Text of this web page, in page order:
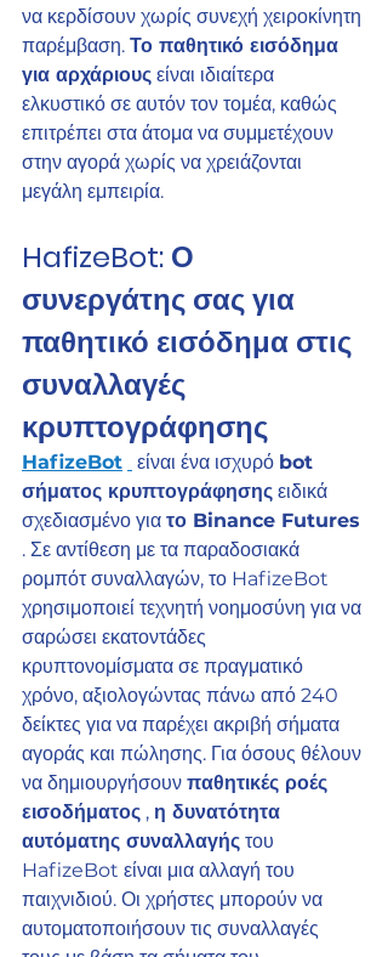
να κερδίσουν χωρίς συνεχή χειροκίνητη
παρέμβαση. Το παθητικό εισόδημα
για αρχάριους είναι ιδιαίτερα
ελκυστικό σε αυτόν τον τομέα, καθώς
επιτρέπει στα άτομα να συμμετέχουν
στην αγορά χωρίς να χρειάζονται
μεγάλη εμπειρία.
HafizeBot: Ο
συνεργάτης σας για
παθητικό εισόδημα στις
συναλλαγές
κρυπτογράφησης
HafizeBot είναι ένα ισχυρό bot
σήματος κρυπτογράφησης ειδικά
σχεδιασμένο για το Binance Futures
. Σε αντίθεση με τα παραδοσιακά
ρομπότ συναλλαγών, το HafizeBot
χρησιμοποιεί τεχνητή νοημοσύνη για να
σαρώσει εκατοντάδες
κρυπτονομίσματα σε πραγματικό
χρόνο, αξιολογώντας πάνω από 240
δείκτες για να παρέχει ακριβή σήματα
αγοράς και πώλησης. Για όσους θέλουν
να δημιουργήσουν παθητικές ροές
εισοδήματος , η δυνατότητα
αυτόματης συναλλαγής του
HafizeBot είναι μια αλλαγή του
παιχνιδιού. Οι χρήστες μπορούν να
αυτοματοποιήσουν τις συναλλαγές